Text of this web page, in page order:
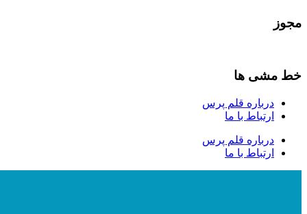
مجوز
خط مشی ها
درباره قلم پرس
ارتباط با ما
درباره قلم پرس
ارتباط با ما